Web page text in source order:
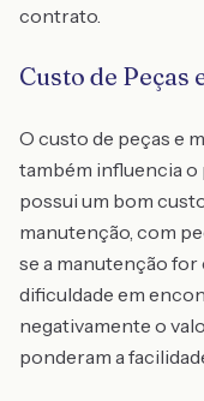
contrato.
Custo de Peças
O custo de peças e
também influencia o
possui um bom
manutenção, com
se a manutenção
dificuldade em
negativamente o
ponderam a